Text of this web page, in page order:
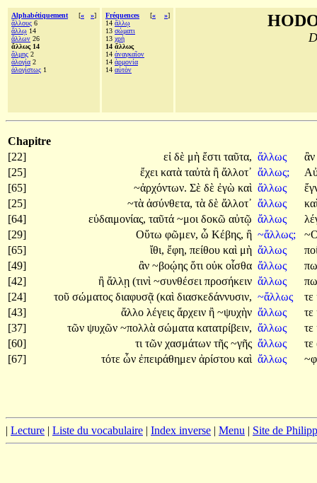
Alphabétiquement [« »]
ἄλλους 6
ἄλλῳ 14
ἄλλων 26
ἄλλως 14
ἅλμης 2
ἀλογία 2
ἀλογίστως 1
Fréquences [« »]
14 ἄλλῳ
13 σώματι
13 χρὴ
14 ἄλλως
14 ἀναγκαῖον
14 ἁρμονία
14 αὐτὸν
Chapitre
[22]
εἰ δὲ μὴ ἔστι ταῦτα, ἄλλως
ἂν
[25]
ἔχει κατὰ ταὐτὰ ἢ ἄλλοτ᾽ ἄλλως;
[65]
~ἀρχόντων. Σὲ δὲ ἐγὼ καὶ ἄλλως
[25]
~τὰ ἀσύνθετα, τὰ δὲ ἄλλοτ᾽ ἄλλως
[64]
εὐδαιμονίας, ταῦτά ~μοι δοκῶ αὐτῷ ἄλλως
[29]
Οὕτω φῶμεν, ὦ Κέβης, ἢ ~ἄλλως;
[65]
ἴθι, ἔφη, πείθου καὶ μὴ ἄλλως
[49]
ἂν ~βοῴης ὅτι οὐκ οἶσθα ἄλλως
[42]
ἢ ἄλλῃ (τινὶ ~συνθέσει προσήκειν ἄλλως
[24]
τοῦ σώματος διαφυσᾷ (καὶ διασκεδάννυσιν, ~ἄλλως τε
[43]
ἄλλο λέγεις ἄρχειν ἢ ~ψυχὴν ἄλλως τε
[37]
τῶν ψυχῶν ~πολλὰ σώματα κατατρίβειν, ἄλλως τε
[60]
τι τῶν χασμάτων τῆς ~γῆς ἄλλως τε
[67]
τότε ὧν ἐπειράθημεν ἀρίστου καὶ ἄλλως
| Lecture | Liste du vocabulaire | Index inverse | Menu | Site de